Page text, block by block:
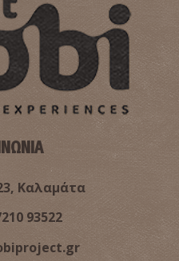
~0.6Km
Καλαμάτα
93522